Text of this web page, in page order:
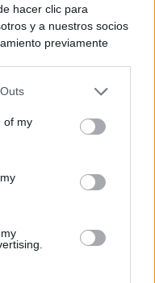
hacer clic para
y a nuestros socios
previamente
que algún
el derecho de
se aplicarán
en este sitio web o
of my